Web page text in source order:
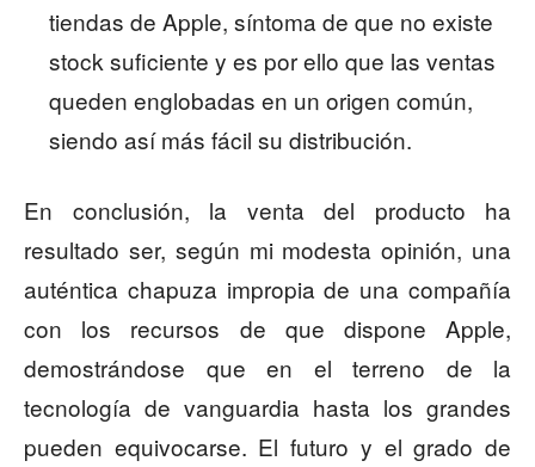
tiendas de Apple, síntoma de que no existe
stock suficiente y es por ello que las ventas
queden englobadas en un origen común,
siendo así más fácil su distribución.
En conclusión, la venta del producto ha
resultado ser, según mi modesta opinión, una
auténtica chapuza impropia de una compañía
con los recursos de que dispone Apple,
demostrándose que en el terreno de la
tecnología de vanguardia hasta los grandes
pueden equivocarse. El futuro y el grado de